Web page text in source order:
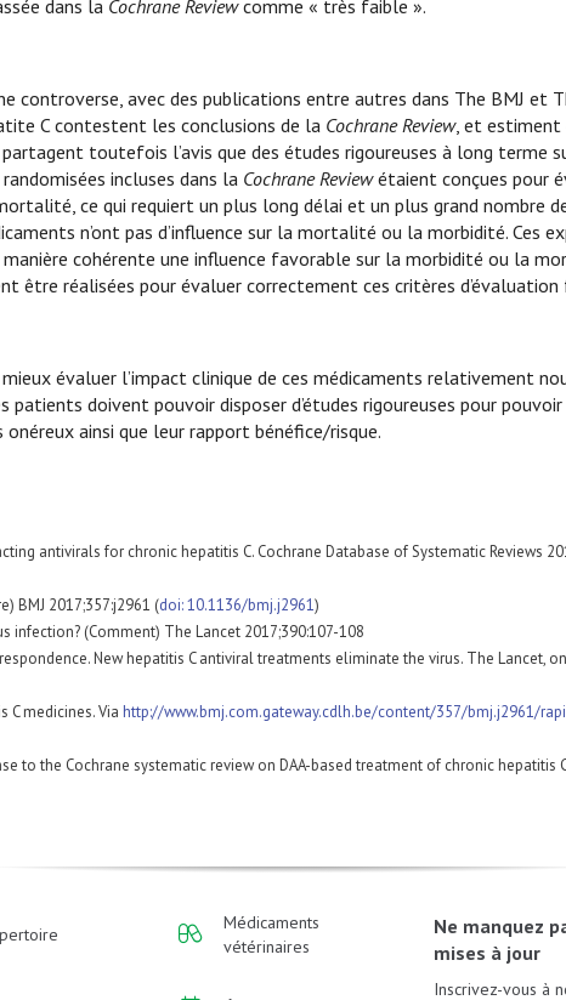
dans la Cochrane Reviewcomme « très faible ».
controverse, avec des publications entre autres dans The BMJ et
C contestent les conclusions de la Cochrane Review, et estiment
toutefois l’avis que des études rigoureuses à long terme
incluses dans la Cochrane Reviewétaient conçues pour
ce qui requiert un plus long délai et un plus grand nombre
n’ont pas d’influence sur la mortalité ou la morbidité. Ces
cohérente une influence favorable sur la morbidité ou la
être réalisées pour évaluer correctement ces critères
évaluer l’impact clinique de ces médicaments relativement
doivent pouvoir disposer d’études rigoureuses pour
ainsi que leur rapport bénéfice/risque.
antivirals for chronic hepatitis C. Cochrane Database of Systematic Reviews
BMJ 2017;357:j2961 (doi: 10.1136/bmj.j2961)
infection? (Comment) The Lancet 2017;390:107-108
New hepatitis C antiviral treatments eliminate the virus. The Lancet,
C medicines. Via http://www.bmj.com.gateway.cdlh.be/content/357/bmj.j2961/
to the Cochrane systematic review on DAA-based treatment of chronic hepatitis
Médicaments
vétérinaires
Ne manquez
mises à jour
Inscrivez-vous à